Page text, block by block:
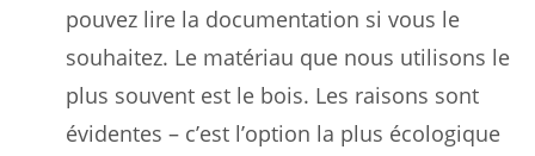
pouvez lire la documentation si vous le
souhaitez. Le matériau que nous utilisons le
plus souvent est le bois. Les raisons sont
évidentes – c’est l’option la plus écologique